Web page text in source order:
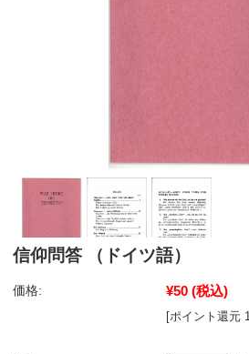
信仰問答 （ドイツ語）
価格: ¥50 (税込)
[ポイント還元